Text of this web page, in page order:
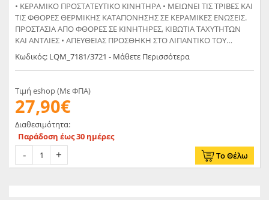
• ΚΕΡΑΜΙΚΟ ΠΡΟΣΤΑΤΕΥΤΙΚΟ ΚΙΝΗΤΗΡΑ • ΜΕΙΩΝΕΙ ΤΙΣ ΤΡΙΒΕΣ ΚΑΙ
ΤΙΣ ΦΘΟΡΕΣ ΘΕΡΜΙΚΗΣ ΚΑΤΑΠΟΝΗΣΗΣ ΣΕ ΚΕΡΑΜΙΚΕΣ ΕΝΩΣΕΙΣ.
ΠΡΟΣΤΑΣΙΑ ΑΠΟ ΦΘΟΡΕΣ ΣΕ ΚΙΝΗΤΗΡΕΣ, ΚΙΒΩΤΙΑ ΤΑΧΥΤΗΤΩΝ
ΚΑΙ ΑΝΤΛΙΕΣ • ΑΠΕΥΘΕΙΑΣ ΠΡΟΣΘΗΚΗ ΣΤΟ ΛΙΠΑΝΤΙΚΟ ΤΟΥ
ΚΙΝΗΤΗΡΑ.ΤΟ ΠΕΡΙΕΧΟΜΕΝΟ ΕΠΑΡΚΕΙ ΓΙΑ 5L ΛΙΠΑΝΤΙΚΟΥ •
300ML • ΤΟ ΠΕΡΙΕΧΟΜΕΝΟ ΤΗΣ ΣΥΣΚΕΥΑΣΙΑΣ ΑΡΚΕΙ ΓΙΑ 5 ΛΙΤΡΑ
ΛΙΠΑΝΤΙΚΟΥ • ΤΑ ΚΕΡΑΜΙΚΑ ΣΩΜΑΤΙΔΙΑ ΔΕΝ ΞΕΠΕΡΝΟΥΝ ΤΑ 0,5
Mm ΕΞΑΣΦΑΛΙΖΟΝΤΑΣ ΕΤΣΙ ΤΗΝ ΑΡΙΣΤΗ ΛΕΙΤΟΥΡΓΕΙΑ ΤΟΥ
ΦΙΛΤΡΟΥ
Κωδικός: LQM_7181/3721 - Μάθετε Περισσότερα
Τιμή eshop (Με ΦΠΑ)
27,90€
Διαθεσιμότητα:
Παράδοση έως 30 ημέρες
Το Θέλω